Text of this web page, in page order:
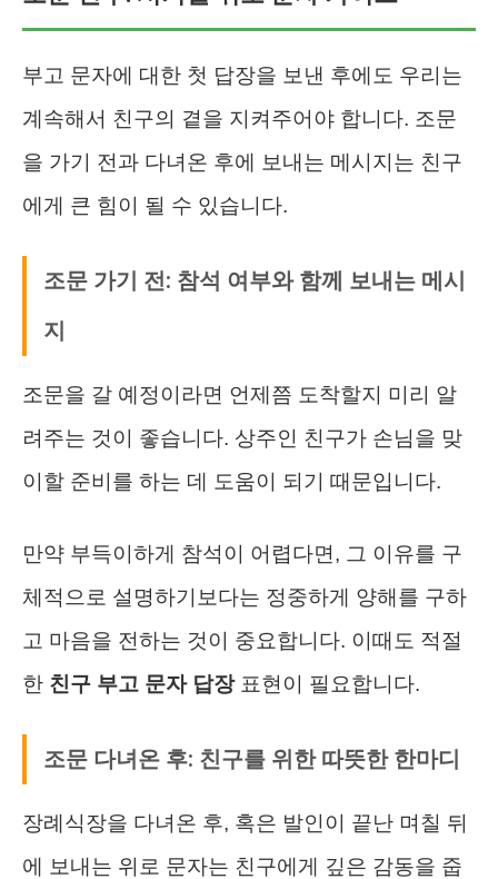
부고 문자에 대한 첫 답장을 보낸 후에도 우리는
계속해서 친구의 곁을 지켜주어야 합니다. 조문
을 가기 전과 다녀온 후에 보내는 메시지는 친구
에게 큰 힘이 될 수 있습니다.
조문 가기 전: 참석 여부와 함께 보내는 메시
지
조문을 갈 예정이라면 언제쯤 도착할지 미리 알
려주는 것이 좋습니다. 상주인 친구가 손님을 맞
이할 준비를 하는 데 도움이 되기 때문입니다.
만약 부득이하게 참석이 어렵다면, 그 이유를 구
체적으로 설명하기보다는 정중하게 양해를 구하
고 마음을 전하는 것이 중요합니다. 이때도 적절
한 친구 부고 문자 답장표현이 필요합니다.
조문 다녀온 후: 친구를 위한 따뜻한 한마디
장례식장을 다녀온 후, 혹은 발인이 끝난 며칠 뒤
에 보내는 위로 문자는 친구에게 깊은 감동을 줍